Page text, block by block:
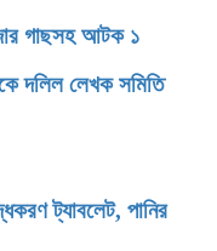
গাছসহ আটক ১
দলিল লেখক সমিতি
ট্যাবলেট, পানির